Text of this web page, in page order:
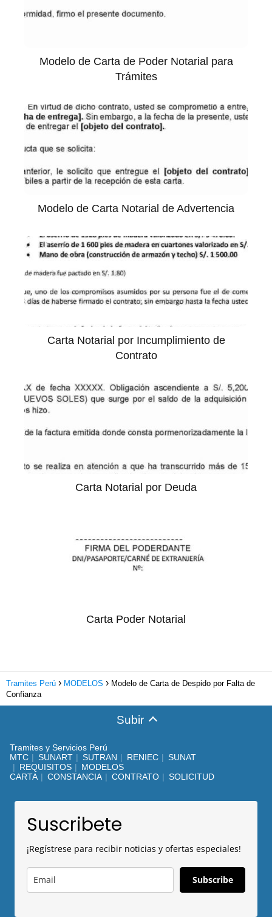
Modelo de Carta de Poder Notarial para
Trámites
Modelo de Carta Notarial de Advertencia
Carta Notarial por Incumplimiento de
Contrato
Carta Notarial por Deuda
Carta Poder Notarial
Tramites Perú MODELOS
Modelo de Carta de Despido por Falta de
Confianza
Subir
Tramites y Servicios Perú
MTC
SUNART SUTRAN RENIEC
SUNAT
REQUISITOS
MODELOS
CARTA
CONSTANCIA CONTRATO SOLICITUD
Suscribete
¡Regístrese para recibir noticias y ofertas especiales!
Subscribe